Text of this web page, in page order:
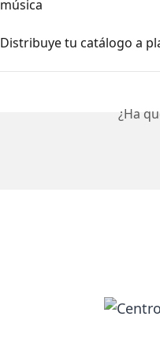
música
Distribuye tu catálogo a
¿Ha